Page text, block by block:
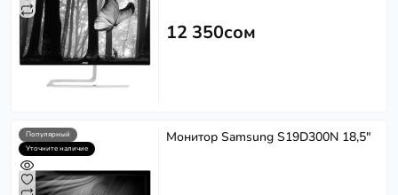
12 350сом
Популярный
Уточните наличие
Монитор Samsung S19D300N 18,5"